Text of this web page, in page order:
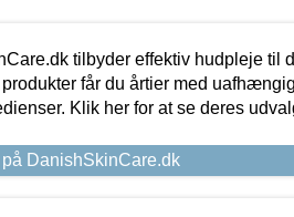
tilbyder effektiv hudpleje til
produkter får du årtier med
Klik her for at se deres
DanishSkinCare.dk